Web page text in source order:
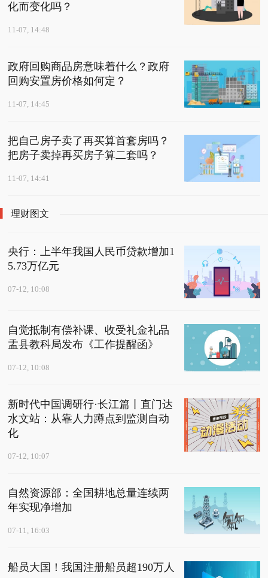
化而变化吗？
11-07, 14:48
政府回购商品房意味着什么？政府
回购安置房价格如何定？
11-07, 14:45
把自己房子卖了再买算首套房吗？
把房子卖掉再买房子算二套吗？
11-07, 14:41
理财图文
央行：上半年我国人民币贷款增加1
5.73万亿元
07-12, 10:08
自觉抵制有偿补课、收受礼金礼品
盂县教科局发布《工作提醒函》
07-12, 10:08
新时代中国调研行·长江篇丨直门达
水文站：从靠人力蹲点到监测自动
化
07-12, 10:07
自然资源部：全国耕地总量连续两
年实现净增加
07-11, 16:03
船员大国！我国注册船员超190万人